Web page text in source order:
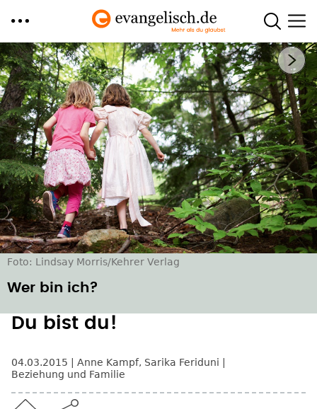
Direkt
zum
Inhalt
Nächstes Bild
Foto: Lindsay Morris/Kehrer Verlag
Wer bin ich?
Du bist du!
04.03.2015 Anne Kampf, Sarika Feriduni
Beziehung und Familie